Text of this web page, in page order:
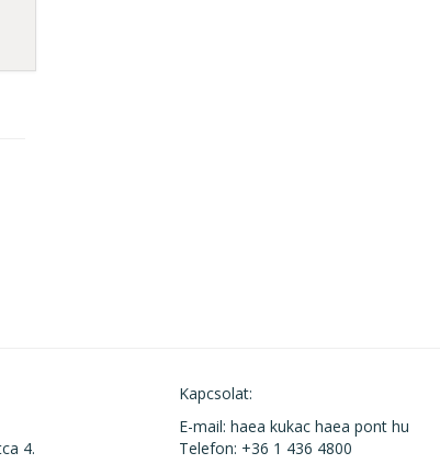
4.
Kapcsolat:
E-mail: haea kukac haea pont hu
Telefon: +36 1 436 4800